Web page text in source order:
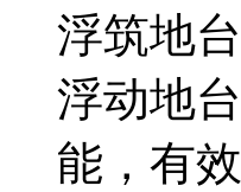
浮筑地
浮动地
能，有